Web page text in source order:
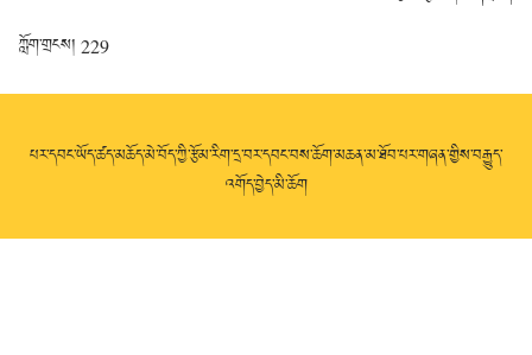
ཀློག་གྲངས། 229
པར་དབང་ཡོད་ཚད་མཆོད་མེ་བོད་ཀྱི་རྩོམ་རིག་དྲ་བར་དབང་བས་ཆོག་མཆན་མ་ཐོབ་པར་གཞན་གྱིས་བརྒྱུད་
འགོད་བྱེད་མི་ཆོག